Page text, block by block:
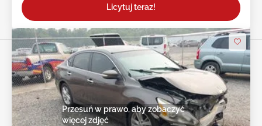
Licytuj teraz!
Przesuń w prawo, aby zobaczyć
więcej zdjęć